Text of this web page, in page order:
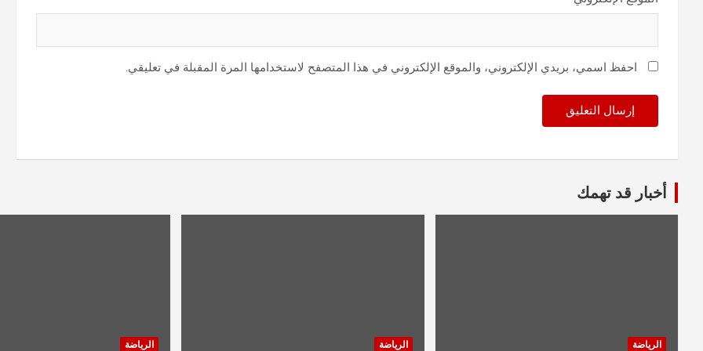
احفظ اسمي، بريدي الإلكتروني، والموقع الإلكتروني في هذا المتصفح لاستخدامها المرة المقبلة في تعليقي.
أخبار قد تهمك
الرياضة الرياضة الرياضة